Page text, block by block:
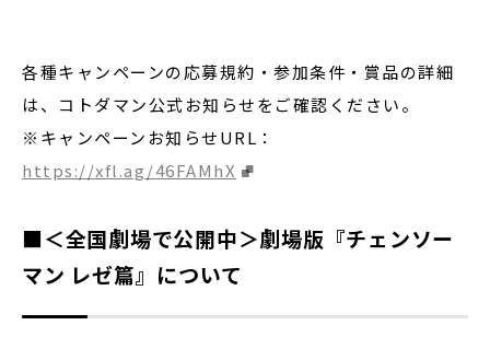
各種キャンペーンの応募規約・参加条件・賞品の詳細
は、コトダマン公式お知らせをご確認ください。
※キャンペーンお知らせURL：
https://xfl.ag/46FAMhX
■＜全国劇場で公開中＞劇場版『チェンソー
マン レゼ篇』について